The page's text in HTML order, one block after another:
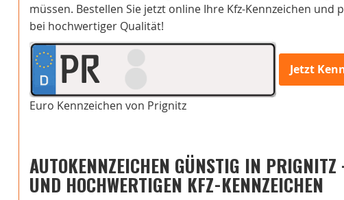
müssen. Bestellen Sie jetzt online Ihre Kfz-Kennzeichen
bei hochwertiger Qualität!
PR Jetzt
Euro Kennzeichen von Prignitz
AUTOKENNZEICHEN GÜNSTIG IN
UND HOCHWERTIGEN KFZ-KENNZEICHEN